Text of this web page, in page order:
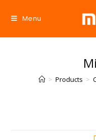
Menu
> Products >